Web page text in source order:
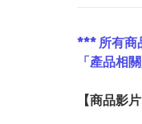
*** 所有商
「產品相
【商品影片